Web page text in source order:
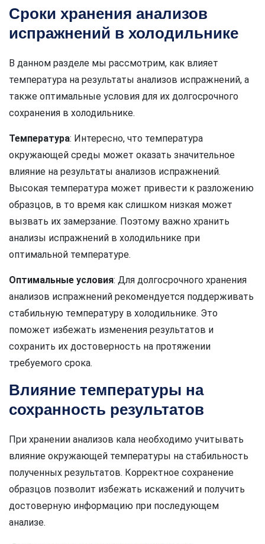
Сроки хранения анализов
испражнений в холодильнике
В данном разделе мы рассмотрим, как влияет
температура на результаты анализов испражнений, а
также оптимальные условия для их долгосрочного
сохранения в холодильнике.
Температура: Интересно, что температура
окружающей среды может оказать значительное
влияние на результаты анализов испражнений.
Высокая температура может привести к разложению
образцов, в то время как слишком низкая может
вызвать их замерзание. Поэтому важно хранить
анализы испражнений в холодильнике при
оптимальной температуре.
Оптимальные условия: Для долгосрочного хранения
анализов испражнений рекомендуется поддерживать
стабильную температуру в холодильнике. Это
поможет избежать изменения результатов и
сохранить их достоверность на протяжении
требуемого срока.
Влияние температуры на
сохранность результатов
При хранении анализов кала необходимо учитывать
влияние окружающей температуры на стабильность
полученных результатов. Корректное сохранение
образцов позволит избежать искажений и получить
достоверную информацию при последующем
анализе.